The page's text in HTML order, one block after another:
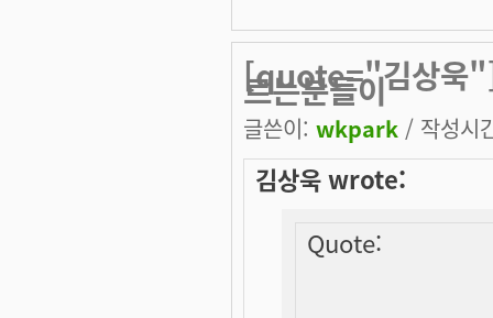
[quote="김상욱
르는분들이
글쓴이: wkpark / 작성시
김상욱 wrote:
Quote: